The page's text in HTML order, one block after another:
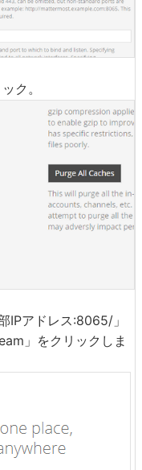
を選び、「Site UR
アドレス:8065/」と
ク。